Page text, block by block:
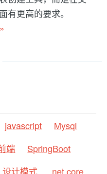
有更高的要求。
»
javascript
Mysql
端
SpringBoot
设计模式
.net core